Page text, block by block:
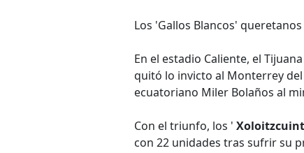
Los 'Gallos Blancos'
En el estadio Caliente, el
quitó lo invicto al Monterrey
ecuatoriano Miler Bolaños al
Con el triunfo, los '
con 22 unidades tras sufrir su